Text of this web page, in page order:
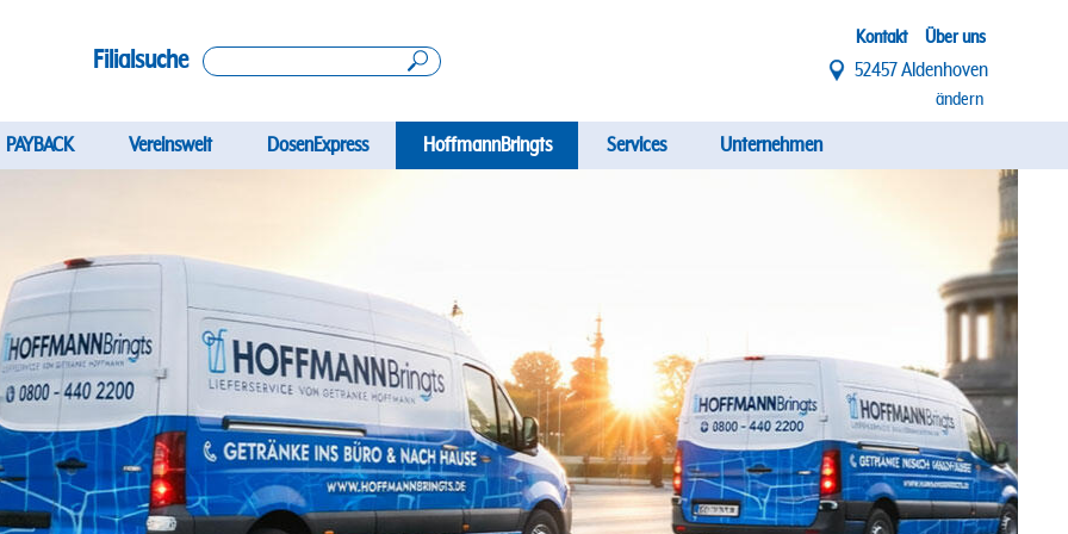
Filialsuche
Top
Menü
Kontakt Über uns
52457 Aldenhoven
ändern
PAYBACK Vereinswelt DosenExpress HoffmannBringts Services Unternehmen